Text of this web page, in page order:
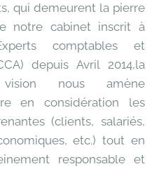
qui demeurent la pierre
notre cabinet inscrit à
comptables et
depuis Avril 2014,la
nous amène
en considération les
(clients, salariés,
etc.) tout en
responsable et